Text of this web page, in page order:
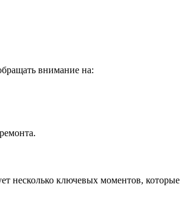
внимание на:
несколько ключевых моментов, которые